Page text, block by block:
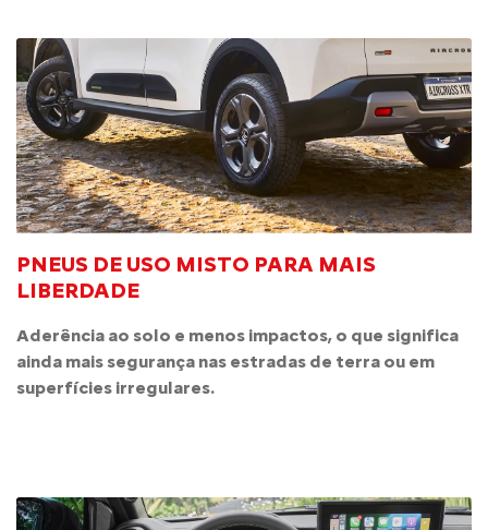
PNEUS DE USO MISTO PARA MAIS
LIBERDADE
Aderência ao solo e menos impactos, o que significa
ainda mais segurança nas estradas de terra ou em
superfícies irregulares.